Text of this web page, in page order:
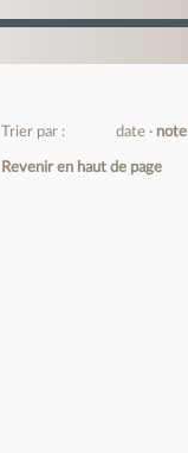
Trier par : date note
Revenir en haut de page